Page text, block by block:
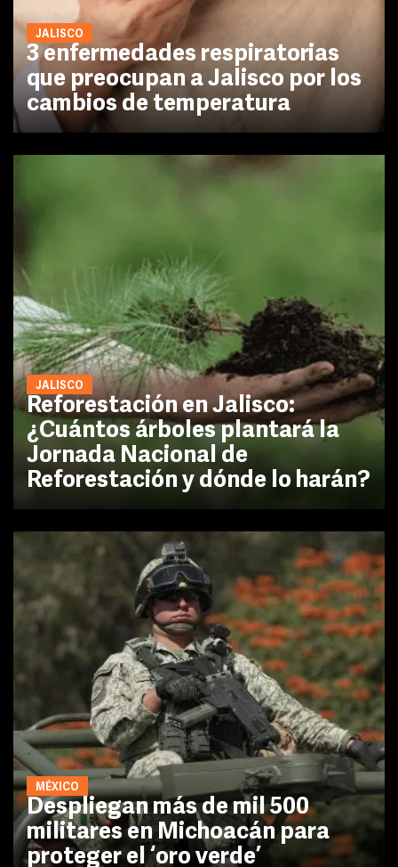
JALISCO
3 enfermedades respiratorias
que preocupan a Jalisco por los
cambios de temperatura
JALISCO
Reforestación en Jalisco:
¿Cuántos árboles plantará la
Jornada Nacional de
Reforestación y dónde lo harán?
MÉXICO
Despliegan más de mil 500
militares en Michoacán para
proteger el ‘oro verde’